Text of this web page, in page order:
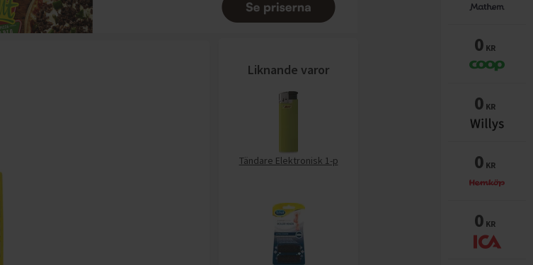
Liknande varor
Tändare Elektronisk 1-p
0 KR
0 KR
0 KR
0 KR